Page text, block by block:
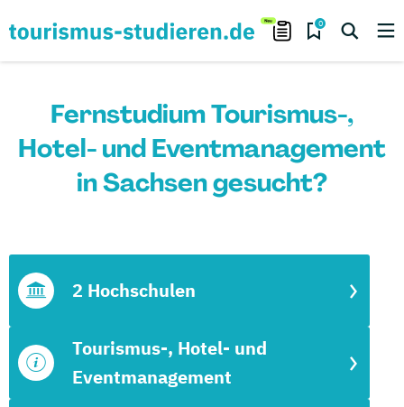
0
Fernstudium Tourismus-,
Hotel- und Eventmanagement
in Sachsen gesucht?
Tourismus-, Hotel- und
Eventmanagement
2 Hochschulen